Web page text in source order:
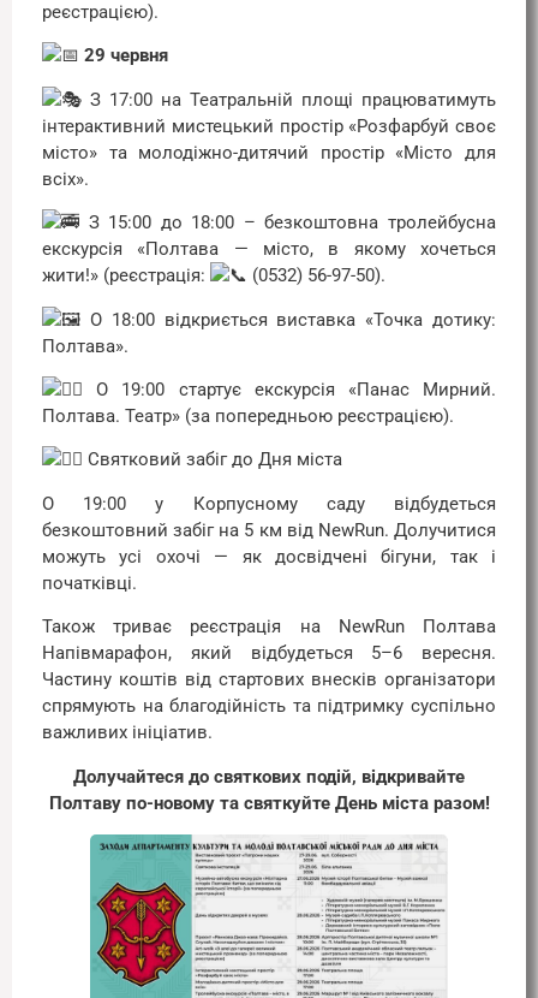
реєстрацією).
29 червня
З 17:00 на Театральній площі працюватимуть
інтерактивний мистецький простір «Розфарбуй своє
місто» та молодіжно-дитячий простір «Місто для
всіх».
З 15:00 до 18:00 – безкоштовна тролейбусна
екскурсія «Полтава — місто, в якому хочеться
жити!» (реєстрація:
(0532) 56-97-50).
О 18:00 відкриється виставка «Точка дотику:
Полтава».
О 19:00 стартує екскурсія «Панас Мирний.
Полтава. Театр» (за попередньою реєстрацією).
Святковий забіг до Дня міста
О 19:00 у Корпусному саду відбудеться
безкоштовний забіг на 5 км від NewRun. Долучитися
можуть усі охочі — як досвідчені бігуни, так і
початківці.
Також триває реєстрація на NewRun Полтава
Напівмарафон, який відбудеться 5–6 вересня.
Частину коштів від стартових внесків організатори
спрямують на благодійність та підтримку суспільно
важливих ініціатив.
Долучайтеся до святкових подій, відкривайте
Полтаву по-новому та святкуйте День міста разом!